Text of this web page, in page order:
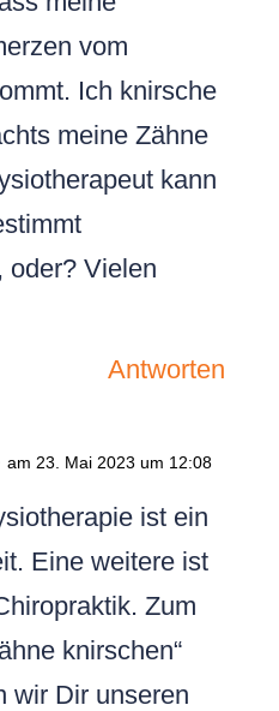
vom
Ich knirsche
meine Zähne
kann
oder? Vielen
Antworten
am 23. Mai 2023 um 12:08
ist ein
Eine weitere ist
Zum
knirschen“
wir Dir unseren